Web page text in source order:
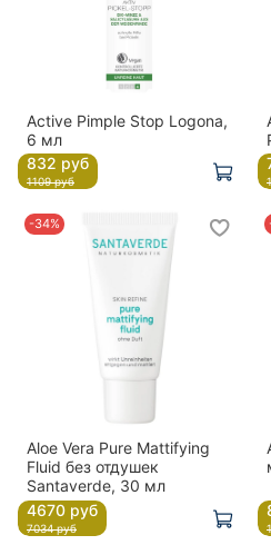
Active Pimple Stop Logona,
6 мл
832 руб
1109 руб
-34%
Aloe Vera Pure Mattifying
Fluid без отдушек
Santaverde, 30 мл
4670 руб
7034 руб